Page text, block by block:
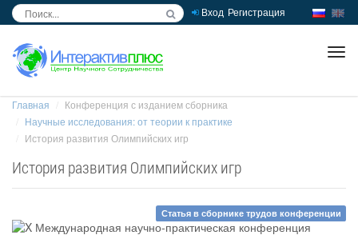
Вход Регистрация
Главная
Конференция с изданием сборника
Научные исследования: от теории к практике
История развития Олимпийских игр
История развития Олимпийских игр
Статья в сборнике трудов конференции